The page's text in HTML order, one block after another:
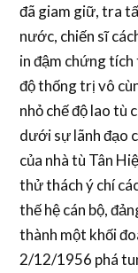
đã giam giữ, tra
nước, chiến sĩ
in đậm chứng tích
độ thống trị vô
nhỏ chế độ lao tù
dưới sự lãnh đạo
của nhà tù Tân
thử thách ý chí
thế hệ cán bộ,
thành một khối
2/12/1956 phá